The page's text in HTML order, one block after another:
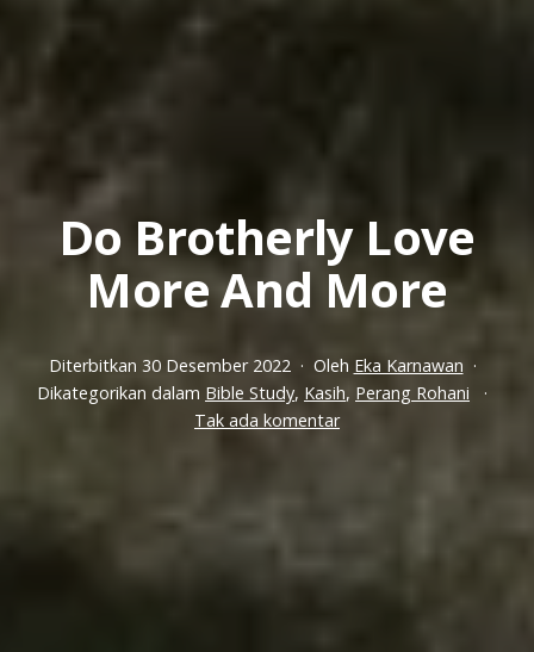
Do Brotherly Love
More And More
Diterbitkan 30 Desember 2022 Oleh Eka Karnawan
Dikategorikan dalam Bible Study, Kasih, Perang Rohani
Tak ada komentarpada
More